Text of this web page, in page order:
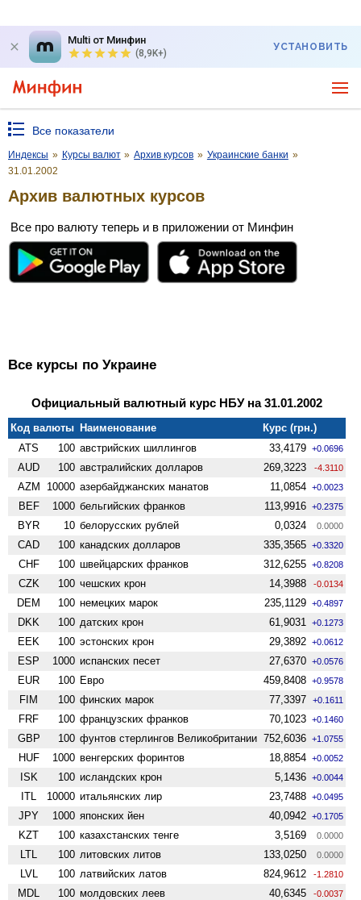
Multi от Минфин
(8,9K+)
УСТАНОВИТЬ
Все показатели
Индексы » Курсы валют » Архив курсов » Украинские банки »
31.01.2002
Архив валютных курсов
Все про валюту теперь и в приложении от Минфин
Все курсы по Украине
Официальный валютный курс НБУ на 31.01.2002
Код валюты Наименование
Курс (грн.)
ATS
100 австрийских шиллингов 33,4179 +0.0696
AUD 100 австралийских долларов 269,3223 -4.3110
AZM 10000 азербайджанских манатов 11,0854 +0.0023
BEF 1000 бельгийских франков 113,9916 +0.2375
BYR 10 белорусских рублей 0,0324 0.0000
CAD 100 канадских долларов 335,3565 +0.3320
CHF 100 швейцарских франков 312,6255 +0.8208
CZK 100 чешских крон 14,3988 -0.0134
DEM 100 немецких марок 235,1129 +0.4897
DKK 100 датских крон 61,9031 +0.1273
EEK 100 эстонских крон 29,3892 +0.0612
ESP 1000 испанских песет 27,6370 +0.0576
EUR 100 Евро 459,8408 +0.9578
FIM 100 финских марок 77,3397 +0.1611
FRF 100 французских франков 70,1023 +0.1460
GBP 100 фунтов стерлингов Велико­британии 752,6036 +1.0755
HUF 1000 венгерских форинтов 18,8854 +0.0052
ISK 100 исландских крон 5,1436 +0.0044
ITL 10000 итальянских лир 23,7488 +0.0495
JPY 1000 японских йен 40,0942 +0.1705
KZT 100 казахстанских тенге 3,5169 0.0000
LTL 100 литовских литов 133,0250 0.0000
LVL 100 латвийских латов 824,9612 -1.2810
MDL 100 молдовских леев 40,6345 -0.0037